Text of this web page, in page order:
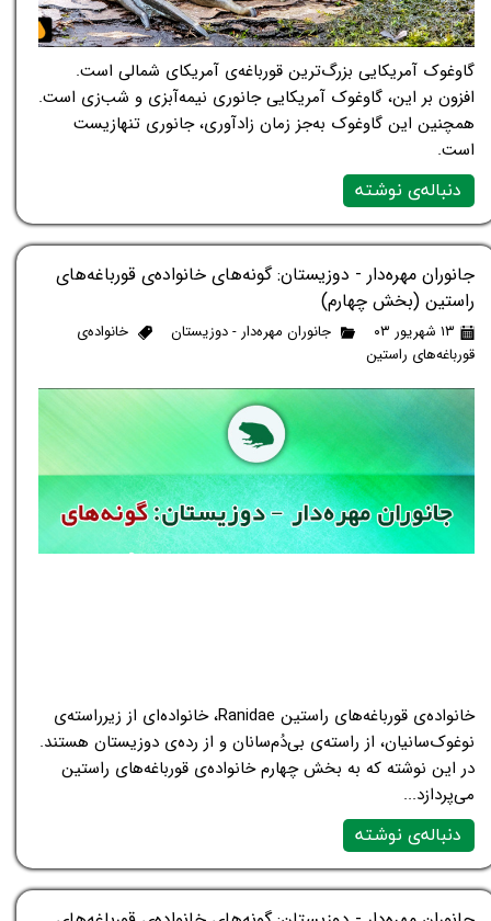
گاوغوک آمریکایی بزرگ‌ترین قورباغه‌ی آمریکای شمالی است.
افزون بر این، گاوغوک آمریکایی جانوری نیمه‌آبزی و شب‌زی است.
همچنین این گاوغوک به‌جز زمان زادآوری، جانوری تنهازیست
است.
دنباله‌ی نوشته
جانوران مهره‌دار - دوزیستان: گونه‌های خانواده‌ی قورباغه‌های
راستین (بخش چهارم)
۱۳ شهریور ۰۳ جانوران مهره‌دار - دوزیستان
خانواده‌ی
قورباغه‌های راستین
خانواده‌ی قورباغه‌های راستین Ranidae، خانواده‌ای از زیرراسته‌ی
نوغوک‌سانیان، از راسته‌ی بی‌دُم‌سانان و از رده‌ی دوزیستان هستند.
در این نوشته که به بخش چهارم خانواده‌ی قورباغه‌های راستین
می‌پردازد...
دنباله‌ی نوشته